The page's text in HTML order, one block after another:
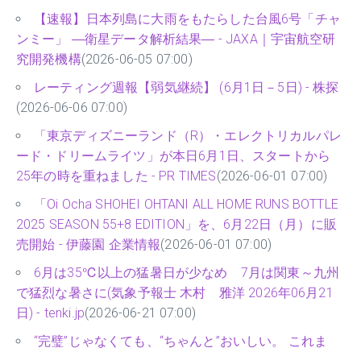
【速報】日本列島に大雨をもたらした台風6号「チャ
ンミー」 ―衛星データ解析結果― - JAXA｜宇宙航空研
究開発機構(2026-06-05 07:00)
レーティング週報【弱気継続】 (6月1日－5日) - 株探
(2026-06-06 07:00)
「東京ディズニーランド（R）・エレクトリカルパレ
ード・ドリームライツ」が本日6月1日、スタートから
25年の時を重ねました - PR TIMES(2026-06-01 07:00)
「Oi Ocha SHOHEI OHTANI ALL HOME RUNS BOTTLE
2025 SEASON 55+8 EDITION」を、6月22日（月）に販
売開始 - 伊藤園 企業情報(2026-06-01 07:00)
6月は35℃以上の猛暑日が少なめ 7月は関東～九州
で猛烈な暑さに(気象予報士 木村 雅洋 2026年06月21
日) - tenki.jp(2026-06-21 07:00)
“完璧”じゃなくても、“ちゃんと”おいしい。 これま